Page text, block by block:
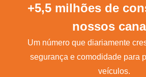
+5,5 milhões de
nossos
Um número que diariamente
segurança e comodidade para
veículos.